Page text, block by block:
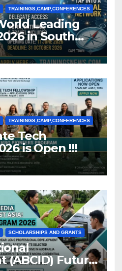
TRAININGS,CAMP,CONFERENCES
Leading
in South
TRAININGS,CAMP,CONFERENCES
Tech
is Open !!!
SCHOLARSHIPS AND GRANTS
(ABCID) Future